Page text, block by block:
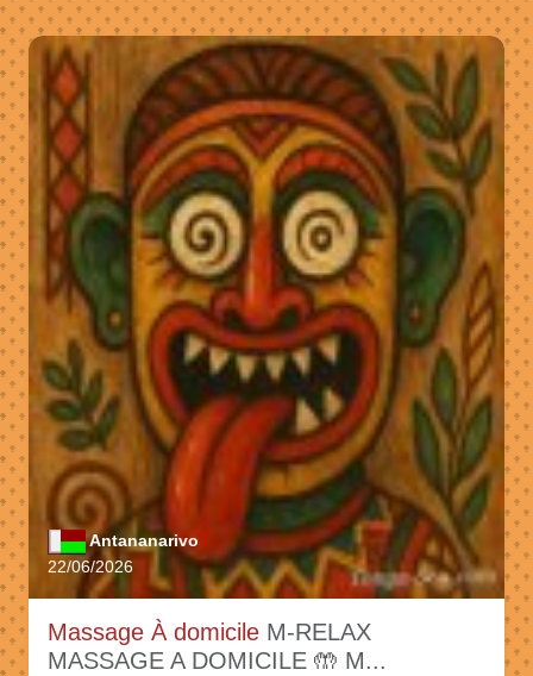
Antananarivo
22/06/2026
Massage À domicile M-RELAX
MASSAGE A DOMICILE 🤲 M...